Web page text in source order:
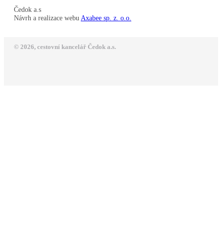
Čedok a.s
Návrh a realizace webu Axabee sp. z. o.o.
© 2026, cestovní kancelář Čedok a.s.